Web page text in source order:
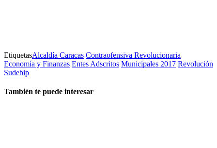
EtiquetasAlcaldía Caracas Contraofensiva Revolucionaria
Economía y Finanzas Entes Adscritos Municipales 2017 Revolución
Sudebip
También te puede interesar